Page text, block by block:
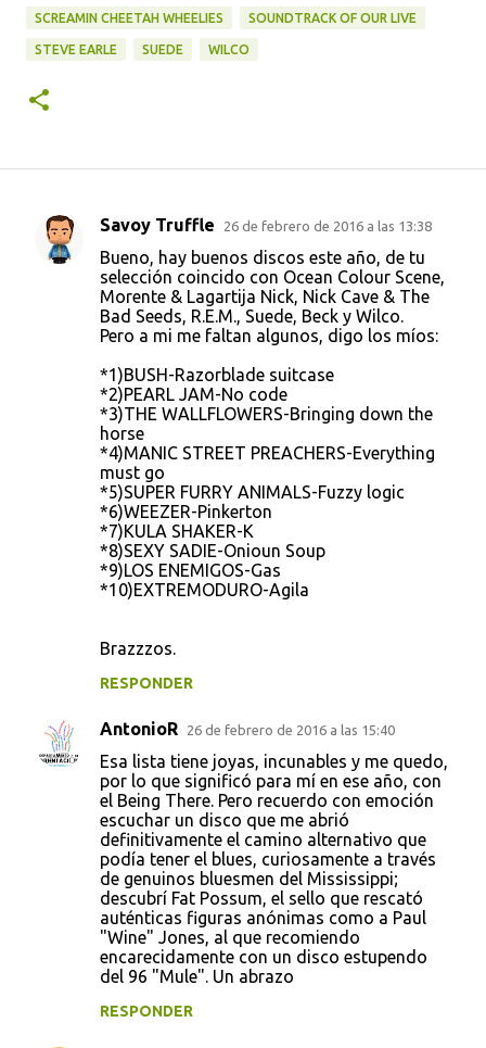
SCREAMIN CHEETAH WHEELIES SOUNDTRACK OF OUR LIVE
STEVE EARLE SUEDE WILCO
C
Savoy Truffle 26 de febrero de 2016 a las 13:38
Bueno, hay buenos discos este año, de tu
selección coincido con Ocean Colour Scene,
Morente & Lagartija Nick, Nick Cave & The
Bad Seeds, R.E.M., Suede, Beck y Wilco.
Pero a mi me faltan algunos, digo los míos:
*1)BUSH-Razorblade suitcase
*2)PEARL JAM-No code
*3)THE WALLFLOWERS-Bringing down the
horse
*4)MANIC STREET PREACHERS-Everything
must go
*5)SUPER FURRY ANIMALS-Fuzzy logic
*6)WEEZER-Pinkerton
*7)KULA SHAKER-K
*8)SEXY SADIE-Onioun Soup
*9)LOS ENEMIGOS-Gas
*10)EXTREMODURO-Agila
Brazzzos.
RESPONDER
AntonioR 26 de febrero de 2016 a las 15:40
Esa lista tiene joyas, incunables y me quedo,
por lo que significó para mí en ese año, con
el Being There. Pero recuerdo con emoción
escuchar un disco que me abrió
definitivamente el camino alternativo que
podía tener el blues, curiosamente a través
de genuinos bluesmen del Mississippi;
descubrí Fat Possum, el sello que rescató
auténticas figuras anónimas como a Paul
"Wine" Jones, al que recomiendo
encarecidamente con un disco estupendo
del 96 "Mule". Un abrazo
RESPONDER